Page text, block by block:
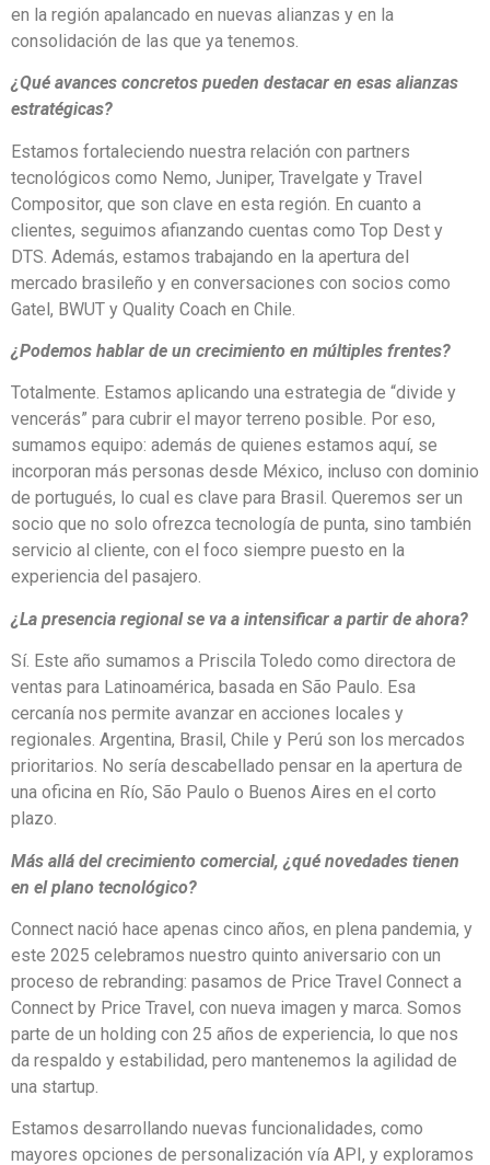
en la región apalancado en nuevas alianzas y en la
consolidación de las que ya tenemos.
¿Qué avances concretos pueden destacar en esas alianzas
estratégicas?
Estamos fortaleciendo nuestra relación con partners
tecnológicos como Nemo, Juniper, Travelgate y Travel
Compositor, que son clave en esta región. En cuanto a
clientes, seguimos afianzando cuentas como Top Dest y
DTS. Además, estamos trabajando en la apertura del
mercado brasileño y en conversaciones con socios como
Gatel, BWUT y Quality Coach en Chile.
¿Podemos hablar de un crecimiento en múltiples frentes?
Totalmente. Estamos aplicando una estrategia de “divide y
vencerás” para cubrir el mayor terreno posible. Por eso,
sumamos equipo: además de quienes estamos aquí, se
incorporan más personas desde México, incluso con dominio
de portugués, lo cual es clave para Brasil. Queremos ser un
socio que no solo ofrezca tecnología de punta, sino también
servicio al cliente, con el foco siempre puesto en la
experiencia del pasajero.
¿La presencia regional se va a intensificar a partir de ahora?
Sí. Este año sumamos a Priscila Toledo como directora de
ventas para Latinoamérica, basada en São Paulo. Esa
cercanía nos permite avanzar en acciones locales y
regionales. Argentina, Brasil, Chile y Perú son los mercados
prioritarios. No sería descabellado pensar en la apertura de
una oficina en Río, São Paulo o Buenos Aires en el corto
plazo.
Más allá del crecimiento comercial, ¿qué novedades tienen
en el plano tecnológico?
Connect nació hace apenas cinco años, en plena pandemia, y
este 2025 celebramos nuestro quinto aniversario con un
proceso de rebranding: pasamos de Price Travel Connect a
Connect by Price Travel, con nueva imagen y marca. Somos
parte de un holding con 25 años de experiencia, lo que nos
da respaldo y estabilidad, pero mantenemos la agilidad de
una startup.
Estamos desarrollando nuevas funcionalidades, como
mayores opciones de personalización vía API, y exploramos